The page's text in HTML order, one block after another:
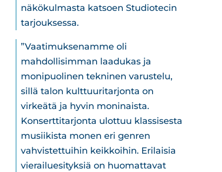
näkökulmasta katsoen Studiotecin
tarjouksessa.
”Vaatimuksenamme oli
mahdollisimman laadukas ja
monipuolinen tekninen varustelu,
sillä talon kulttuuritarjonta on
virkeätä ja hyvin moninaista.
Konserttitarjonta ulottuu klassisesta
musiikista monen eri genren
vahvistettuihin keikkoihin. Erilaisia
vierailuesityksiä on huomattavat